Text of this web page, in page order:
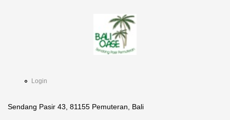
Login
Sendang Pasir 43, 81155 Pemuteran, Bali